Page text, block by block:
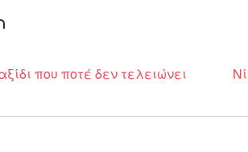
που ποτέ δεν τελειώνει